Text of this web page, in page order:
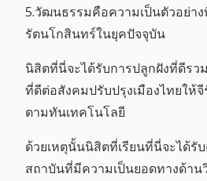
5.วัฒนธรรมคือความเป็นตัวอย่า
รัตนโกสินทร์ในยุคปัจจุบัน
นิสิตที่นี่จะได้รับการปลูกฝังที่ดีรว
ที่ดีต่อสังคมปรับปรุงเมืองไทยให้
ตามทันเทคโนโลยี
ด้วยเหตุนั้นนิสิตที่เรียนที่นี่จะได้รั
สถาบันที่มีความเป็นยอดทางด้าน